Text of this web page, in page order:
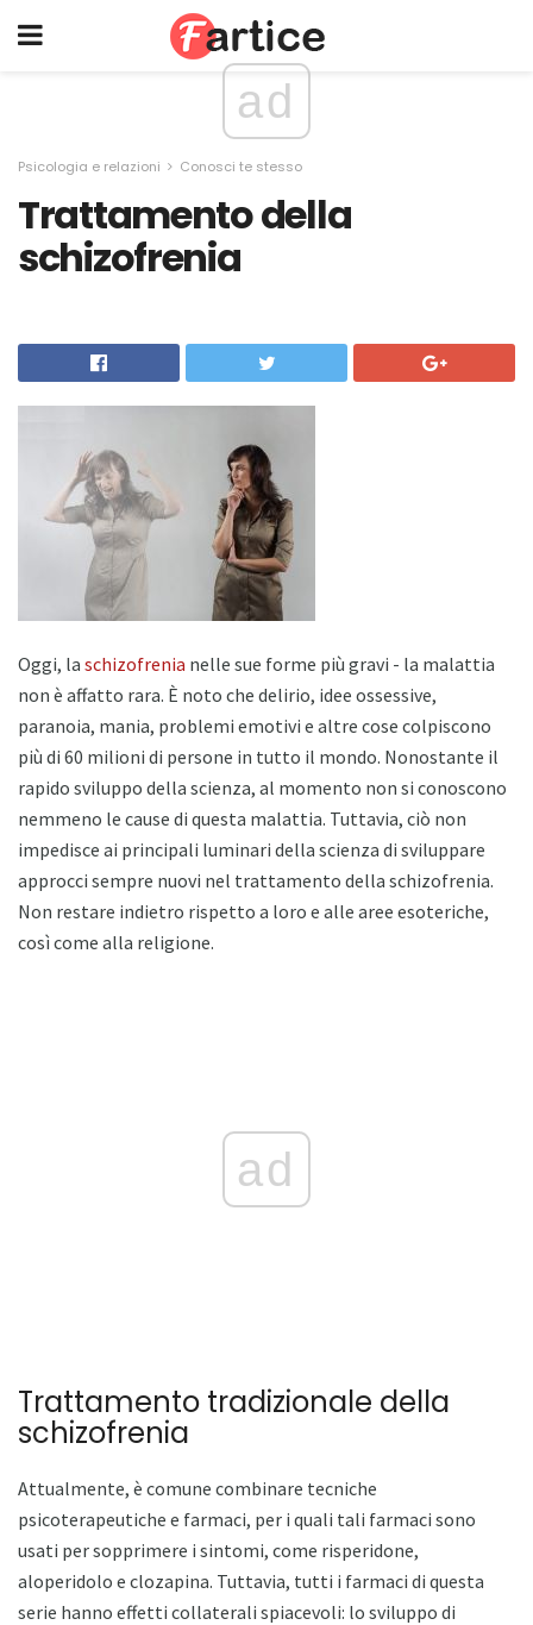
ad
Psicologia e relazioni Conosci te stesso
Trattamento della
schizofrenia
Oggi, la schizofrenia nelle sue forme più gravi - la malattia
non è affatto rara. È noto che delirio, idee ossessive,
paranoia, mania, problemi emotivi e altre cose colpiscono
più di 60 milioni di persone in tutto il mondo. Nonostante il
rapido sviluppo della scienza, al momento non si conoscono
nemmeno le cause di questa malattia. Tuttavia, ciò non
impedisce ai principali luminari della scienza di sviluppare
approcci sempre nuovi nel trattamento della schizofrenia.
Non restare indietro rispetto a loro e alle aree esoteriche,
così come alla religione.
ad
Trattamento tradizionale della
schizofrenia
Attualmente, è comune combinare tecniche
psicoterapeutiche e farmaci, per i quali tali farmaci sono
usati per sopprimere i sintomi, come risperidone,
aloperidolo e clozapina. Tuttavia, tutti i farmaci di questa
serie hanno effetti collaterali spiacevoli: lo sviluppo di